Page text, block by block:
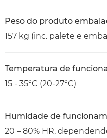
Peso do produto
157 kg (inc. palete e
Temperatura de
15 - 35°C (20-27°C)
Humidade de
20 – 80% HR,